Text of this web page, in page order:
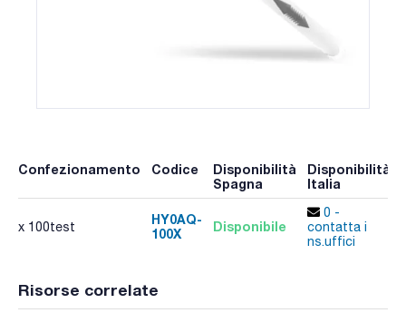
Confezionamento Codice
Disponibilità
Spagna
Disponibilità
Italia
x 100test
HY0AQ-
100X
Disponibile
0 -
contatta i
ns.uffici
Risorse correlate